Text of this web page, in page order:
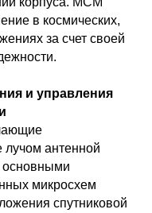
в космических,
за счет своей
и управления
антенной
основными
микросхем
спутниковой